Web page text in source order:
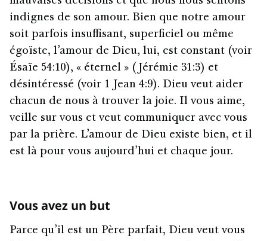
indignes de son amour. Bien que notre amour
soit parfois insuffisant, superficiel ou même
égoïste, l’amour de Dieu, lui, est constant (voir
Ésaïe 54:10), « éternel » (Jérémie 31:3) et
désintéressé (voir 1 Jean 4:9). Dieu veut aider
chacun de nous à trouver la joie. Il vous aime,
veille sur vous et veut communiquer avec vous
par la prière. L’amour de Dieu existe bien, et il
est là pour vous aujourd’hui et chaque jour.
Vous avez un but
Parce qu’il est un Père parfait, Dieu veut vous